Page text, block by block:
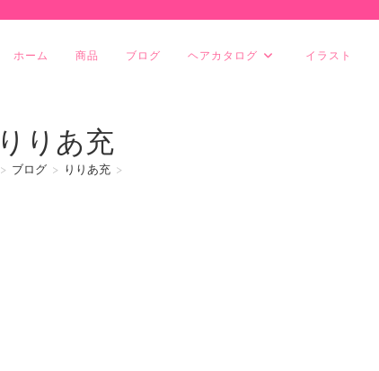
ホーム 商品 ブログ ヘアカタログ イラスト
りりあ充
> ブログ > りりあ充 >